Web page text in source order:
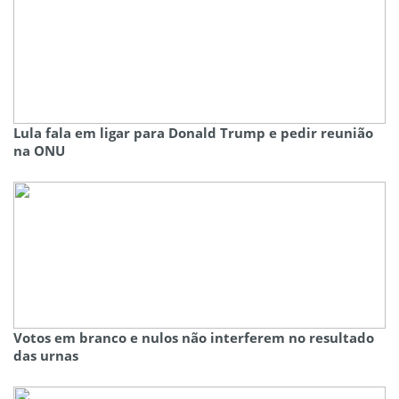
Lula fala em ligar para Donald Trump e pedir reunião
na ONU
Votos em branco e nulos não interferem no resultado
das urnas